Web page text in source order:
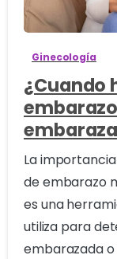
Ginecología
¿Cuando
La
de embarazo
es una
utiliza para
embarazada o